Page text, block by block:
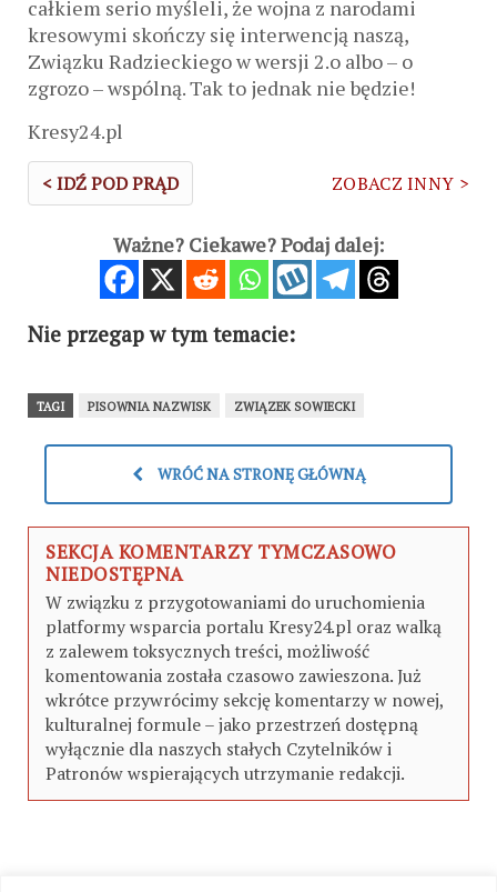
całkiem serio myśleli, że wojna z narodami
kresowymi skończy się interwencją naszą,
Związku Radzieckiego w wersji 2.o albo – o
zgrozo – wspólną. Tak to jednak nie będzie!
Kresy24.pl
< IDŹ POD PRĄD ZOBACZ INNY >
Ważne? Ciekawe? Podaj dalej:
Nie przegap w tym temacie:
TAGI PISOWNIA NAZWISK ZWIĄZEK SOWIECKI
WRÓĆ NA STRONĘ GŁÓWNĄ
SEKCJA KOMENTARZY TYMCZASOWO
NIEDOSTĘPNA
W związku z przygotowaniami do uruchomienia
platformy wsparcia portalu Kresy24.pl oraz walką
z zalewem toksycznych treści, możliwość
komentowania została czasowo zawieszona. Już
wkrótce przywrócimy sekcję komentarzy w nowej,
kulturalnej formule – jako przestrzeń dostępną
wyłącznie dla naszych stałych Czytelników i
Patronów wspierających utrzymanie redakcji.